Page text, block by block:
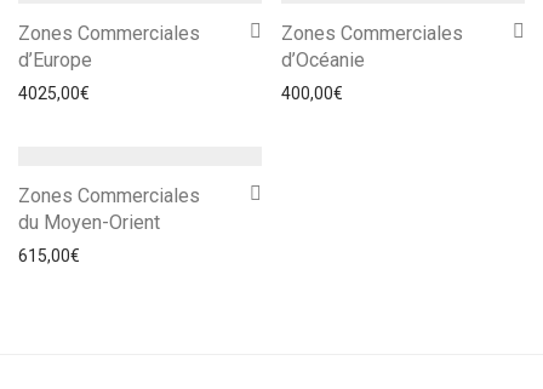
Zones Commerciales
d’Europe
4025,00€
Zones Commerciales
d’Océanie
400,00€
Zones Commerciales
du Moyen-Orient
615,00€